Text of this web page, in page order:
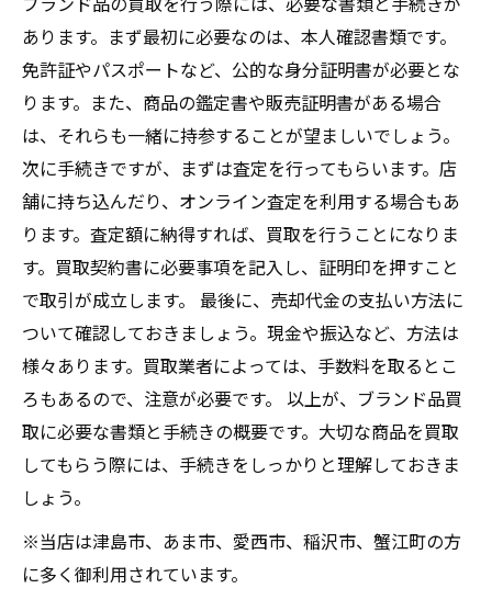
あります。まず最初に必要なのは、本人確認書類です。
免許証やパスポートなど、公的な身分証明書が必要とな
ります。また、商品の鑑定書や販売証明書がある場合
は、それらも一緒に持参することが望ましいでしょう。
次に手続きですが、まずは査定を行ってもらいます。店
舗に持ち込んだり、オンライン査定を利用する場合もあ
ります。査定額に納得すれば、買取を行うことになりま
す。買取契約書に必要事項を記入し、証明印を押すこと
で取引が成立します。 最後に、売却代金の支払い方法に
ついて確認しておきましょう。現金や振込など、方法は
様々あります。買取業者によっては、手数料を取るとこ
ろもあるので、注意が必要です。 以上が、ブランド品買
取に必要な書類と手続きの概要です。大切な商品を買取
してもらう際には、手続きをしっかりと理解しておきま
しょう。
※当店は津島市、あま市、愛西市、稲沢市、蟹江町の方
に多く御利用されています。